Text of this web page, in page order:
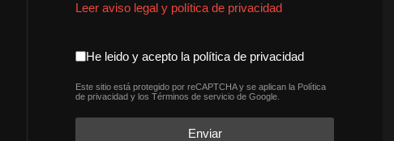
Leer aviso legal y política de privacidad
aceptacion política de
He leido y acepto la política de privacidad
reCAPTCHA*
Este sitio está protegido por reCAPTCHA y se aplican la Política
de privacidad y losTérminos de servicio de Google.
Enviar